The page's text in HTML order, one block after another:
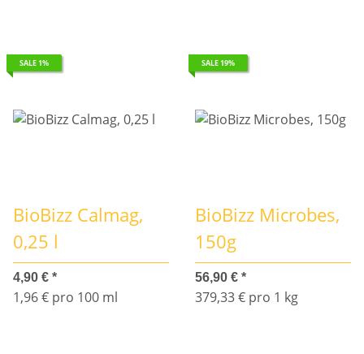
SALE 1%
BioBizz Calmag,
0,25 l
4,90 € *
1,96 € pro 100 ml
SALE 19%
BioBizz Microbes,
150g
56,90 € *
379,33 € pro 1 kg